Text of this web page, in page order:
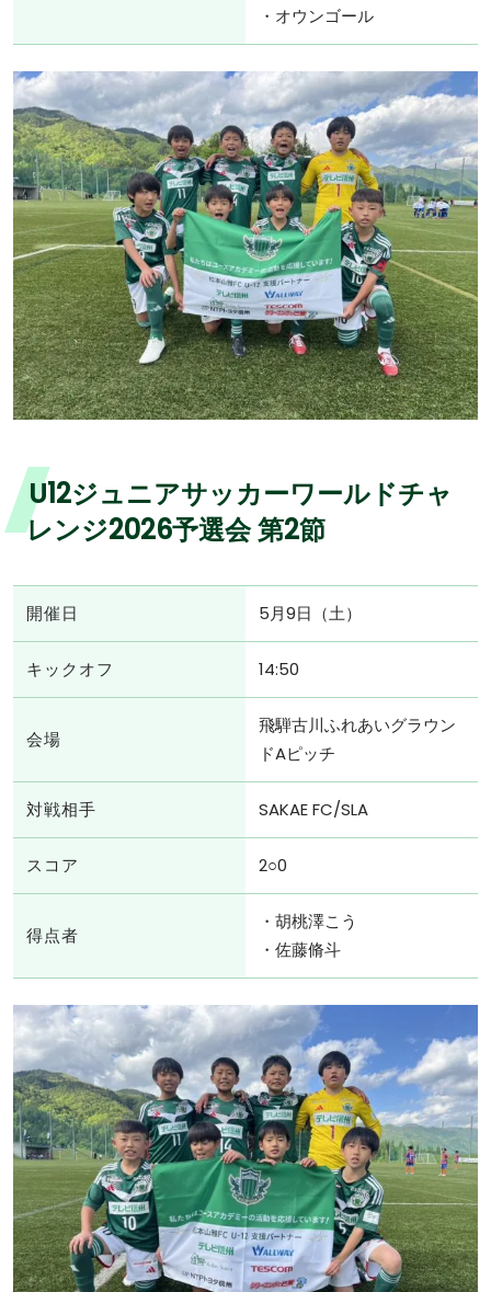
・オウンゴール
U12ジュニアサッカーワールドチャ
レンジ2026予選会 第2節
開催日 5月9日（土）
キックオフ 14:50
会場
飛騨古川ふれあいグラウン
ドAピッチ
対戦相手 SAKAE FC/SLA
スコア 2○0
得点者
・胡桃澤こう
・佐藤脩斗